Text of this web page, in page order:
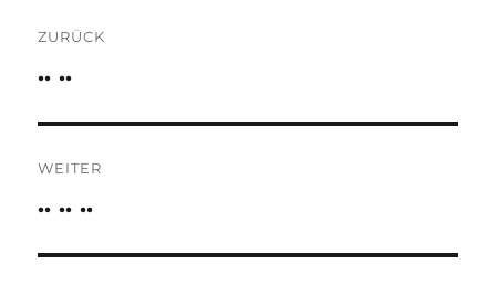
ZURÜCK
Vorheriger
.. ..
WEITER
Nächster
.. .. ..